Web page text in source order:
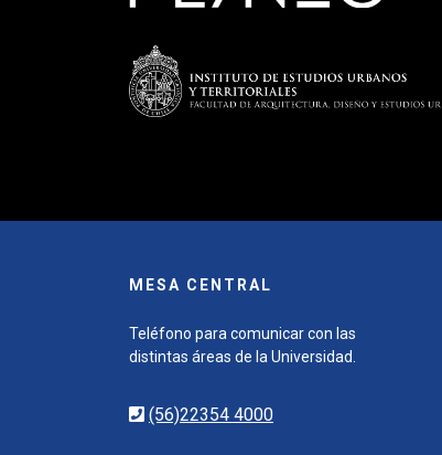
MESA CENTRAL
Teléfono para comunicar con las
distintas áreas de la Universidad.
(56)22354 4000